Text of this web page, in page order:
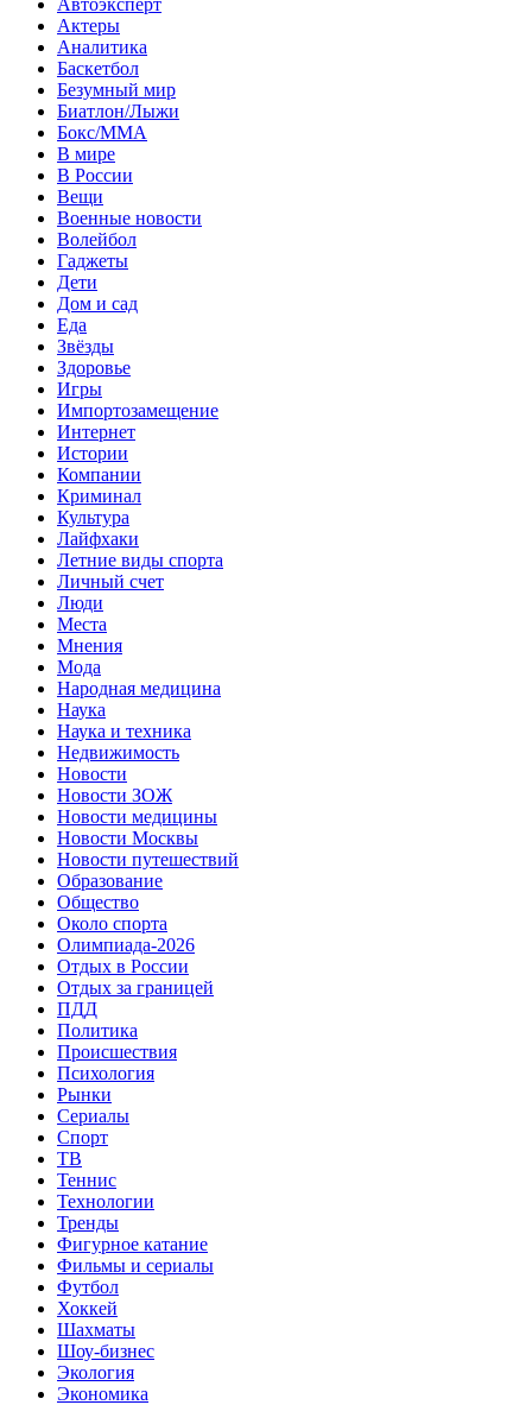
Актеры
Аналитика
Баскетбол
Безумный мир
Биатлон/Лыжи
Бокс/MMA
В мире
В России
Вещи
Военные новости
Волейбол
Гаджеты
Дети
Дом и сад
Еда
Звёзды
Здоровье
Игры
Импортозамещение
Интернет
Истории
Компании
Криминал
Культура
Лайфхаки
Летние виды спорта
Личный счет
Люди
Места
Мнения
Мода
Народная медицина
Наука
Наука и техника
Недвижимость
Новости
Новости ЗОЖ
Новости медицины
Новости Москвы
Новости путешествий
Образование
Общество
Около спорта
Олимпиада-2026
Отдых в России
Отдых за границей
ПДД
Политика
Происшествия
Психология
Рынки
Сериалы
Спорт
ТВ
Теннис
Технологии
Тренды
Фигурное катание
Фильмы и сериалы
Футбол
Хоккей
Шахматы
Шоу-бизнес
Экология
Экономика